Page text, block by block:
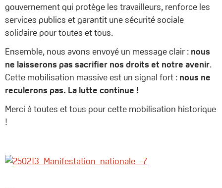
gouvernement qui protège les travailleurs, renforce les
services publics et garantit une sécurité sociale
solidaire pour toutes et tous.
Ensemble, nous avons envoyé un message clair : nous
ne laisserons pas sacrifier nos droits et notre avenir.
Cette mobilisation massive est un signal fort : nous ne
reculerons pas. La lutte continue !
Merci à toutes et tous pour cette mobilisation historique
!